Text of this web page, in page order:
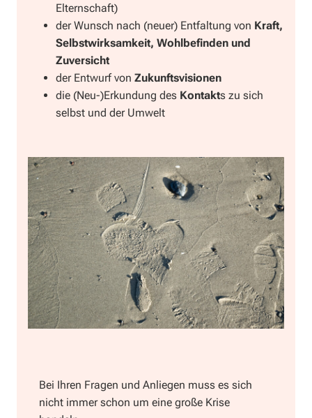
Elternschaft)
der Wunsch nach (neuer) Entfaltung von Kraft,
Selbstwirksamkeit, Wohlbefinden und
Zuversicht
der Entwurf von Zukunftsvisionen
die (Neu-)Erkundung des Kontakts zu sich
selbst und der Umwelt
Bei Ihren Fragen und Anliegen muss es sich
nicht immer schon um eine große Krise